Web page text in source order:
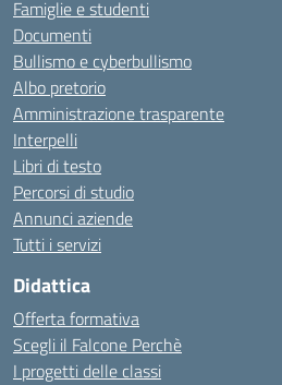
Famiglie e studenti
Documenti
Bullismo e cyberbullismo
Albo pretorio
Amministrazione trasparente
Interpelli
Libri di testo
Percorsi di studio
Annunci aziende
Tutti i servizi
Didattica
Offerta formativa
Scegli il Falcone Perchè
I progetti delle classi